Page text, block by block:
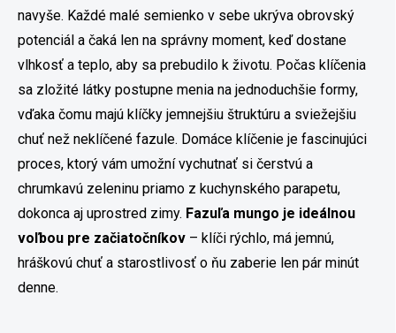
navyše. Každé malé semienko v sebe ukrýva obrovský
potenciál a čaká len na správny moment, keď dostane
vlhkosť a teplo, aby sa prebudilo k životu. Počas klíčenia
sa zložité látky postupne menia na jednoduchšie formy,
vďaka čomu majú klíčky jemnejšiu štruktúru a sviežejšiu
chuť než neklíčené fazule. Domáce klíčenie je fascinujúci
proces, ktorý vám umožní vychutnať si čerstvú a
chrumkavú zeleninu priamo z kuchynského parapetu,
dokonca aj uprostred zimy. Fazuľa mungo je ideálnou
voľbou pre začiatočníkov – klíči rýchlo, má jemnú,
hráškovú chuť a starostlivosť o ňu zaberie len pár minút
denne.